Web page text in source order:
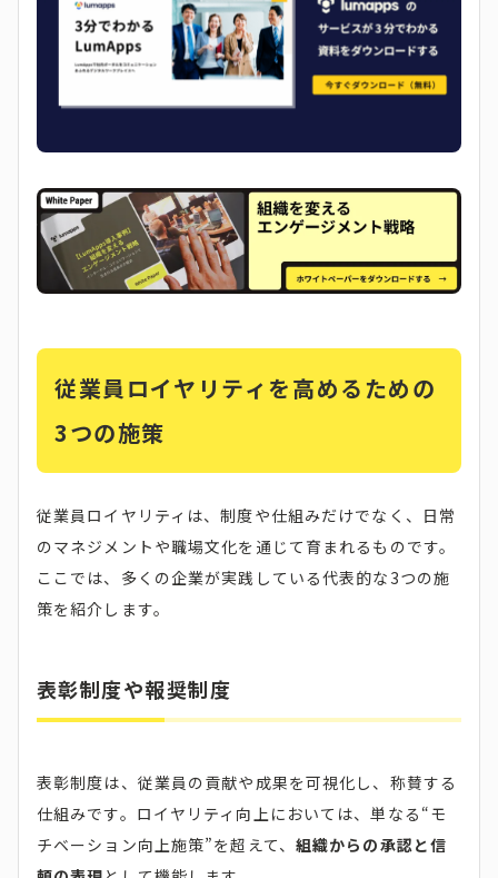
従業員ロイヤリティを高めるための
3つの施策
従業員ロイヤリティは、制度や仕組みだけでなく、日常
のマネジメントや職場文化を通じて育まれるものです。
ここでは、多くの企業が実践している代表的な3つの施
策を紹介します。
表彰制度や報奨制度
表彰制度は、従業員の貢献や成果を可視化し、称賛する
仕組みです。ロイヤリティ向上においては、単なる“モ
チベーション向上施策”を超えて、 組織からの承認と信